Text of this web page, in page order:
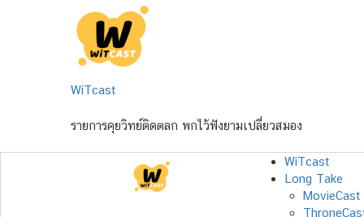
WiTcast
รายการคุยวิทย์ติดตลก พกไว้ฟังยามเปลี่ยวสมอง
WiTcast
Long Take
MovieCast